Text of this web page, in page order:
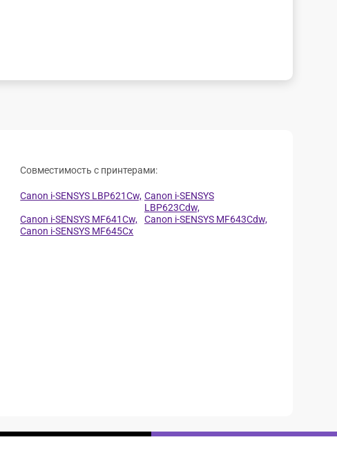
Совместимость с принтерами:
Canon i-SENSYS LBP621Cw, Canon i-SENSYS
LBP623Cdw,
Canon i-SENSYS MF641Cw,
Canon i-SENSYS MF643Cdw,
Canon i-SENSYS MF645Cx